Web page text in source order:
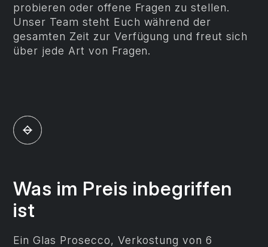
probieren oder offene Fragen zu stellen.
Unser Team steht Euch während der
gesamten Zeit zur Verfügung und freut sich
über jede Art von Fragen.
Was im Preis inbegriffen
ist
Ein Glas Prosecco, Verkostung von 6